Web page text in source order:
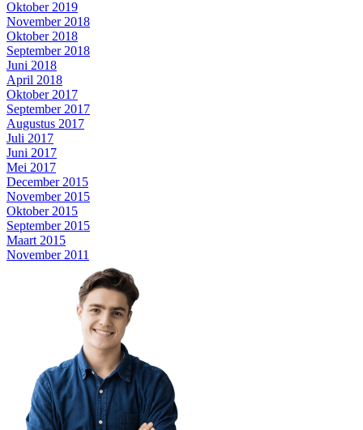
Oktober 2019
November 2018
Oktober 2018
September 2018
Juni 2018
April 2018
Oktober 2017
September 2017
Augustus 2017
Juli 2017
Juni 2017
Mei 2017
December 2015
November 2015
Oktober 2015
September 2015
Maart 2015
November 2011